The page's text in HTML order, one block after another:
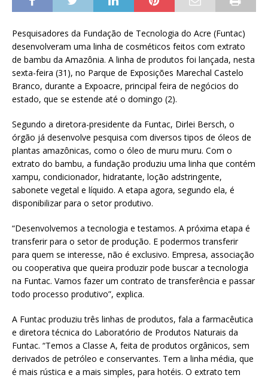
Pesquisadores da Fundação de Tecnologia do Acre (Funtac)
desenvolveram uma linha de cosméticos feitos com extrato
de bambu da Amazônia. A linha de produtos foi lançada, nesta
sexta-feira (31), no Parque de Exposições Marechal Castelo
Branco, durante a Expoacre, principal feira de negócios do
estado, que se estende até o domingo (2).
Segundo a diretora-presidente da Funtac, Dirlei Bersch, o
órgão já desenvolve pesquisa com diversos tipos de óleos de
plantas amazônicas, como o óleo de muru muru. Com o
extrato do bambu, a fundação produziu uma linha que contém
xampu, condicionador, hidratante, loção adstringente,
sabonete vegetal e líquido. A etapa agora, segundo ela, é
disponibilizar para o setor produtivo.
“Desenvolvemos a tecnologia e testamos. A próxima etapa é
transferir para o setor de produção. E podermos transferir
para quem se interesse, não é exclusivo. Empresa, associação
ou cooperativa que queira produzir pode buscar a tecnologia
na Funtac. Vamos fazer um contrato de transferência e passar
todo processo produtivo”, explica.
A Funtac produziu três linhas de produtos, fala a farmacêutica
e diretora técnica do Laboratório de Produtos Naturais da
Funtac. “Temos a Classe A, feita de produtos orgânicos, sem
derivados de petróleo e conservantes. Tem a linha média, que
é mais rústica e a mais simples, para hotéis. O extrato tem